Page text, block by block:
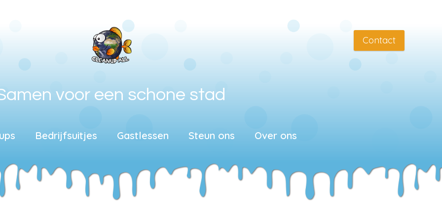
Contact
voor een schone stad
Bedrijfsuitjes Gastlessen Steun ons Over ons